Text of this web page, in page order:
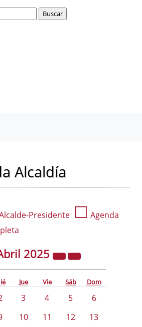
Alcaldía
Presidente ☐ Agenda
2025
Jue Vie Sáb Dom
3 4 5
6
10 11 12
13